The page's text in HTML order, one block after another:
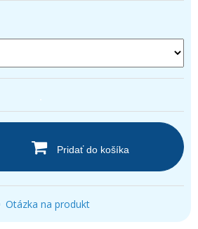
Pridať do košíka
Otázka na produkt